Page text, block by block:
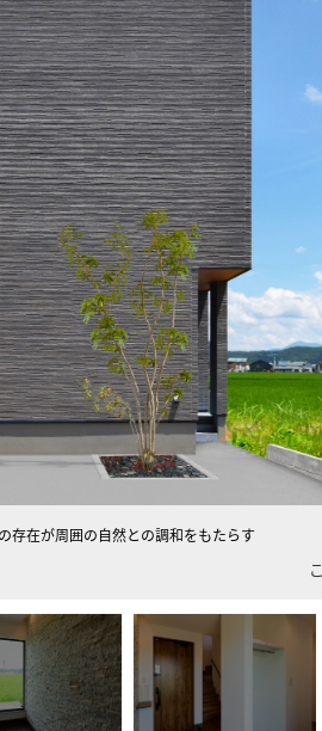
存在が周囲の自然との調和をもたらす